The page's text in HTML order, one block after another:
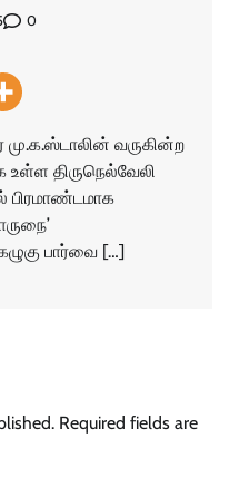
0
மு.க.ஸ்டாலின் வருகின்ற
உள்ள திருநெல்வேலி
பிரமாண்டமாக
பார்வை […]
Required fields are